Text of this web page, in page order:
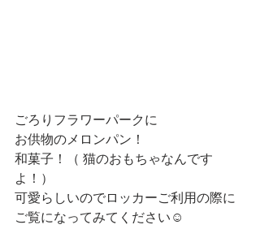
ごろりフラワーパークに
お供物のメロンパン！
和菓子！（ 猫のおもちゃなんです
よ！）
可愛らしいのでロッカーご利用の際に
ご覧になってみてください☺️